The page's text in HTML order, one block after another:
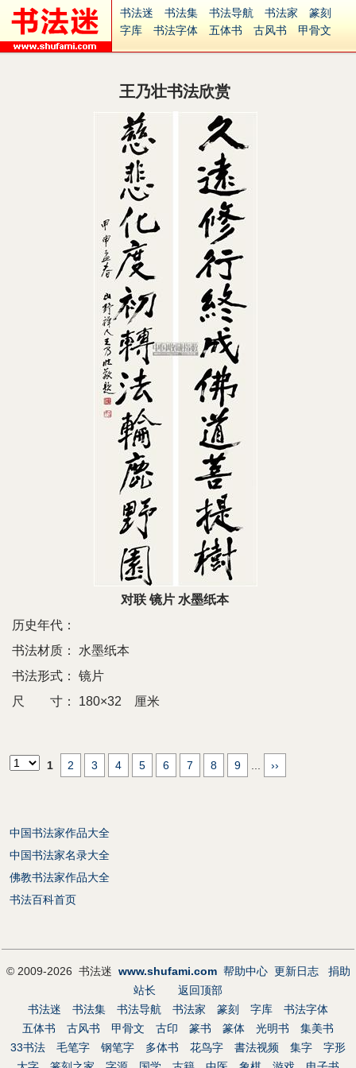
书法迷 书法集 书法导航 书法家
篆刻
字库
书法字体 五体书 古风书
甲骨文
集字
字形 大字 篆刻之家
古籍
中医 象棋 游戏
起名
印章
字体下载
免费字体 中文字体
Ai矢量
南无阿弥陀佛
安全网站
捐赠 繁體版
王乃壮书法欣赏
对联 镜片 水墨纸本
历史年代：
书法材质：
水墨纸本
书法形式：
镜片
尺 寸：
180×32 厘米
1 2 3 4 5 6 7 8 9 ››
中国书法家作品大全
中国书法家名录大全
佛教书法家作品大全
书法百科首页
© 2009-2026 书法迷 www.shufami.com 帮助中心 更新日志
捐助
站长
返回顶部
书法迷
书法集 书法导航 书法家 篆刻 字库
书法字体
五体书
古风书 甲骨文 古印 篆书 篆体 光明书
集美书
33书法
毛笔字 钢笔字 多体书 花鸟字 書法视频 集字
字形